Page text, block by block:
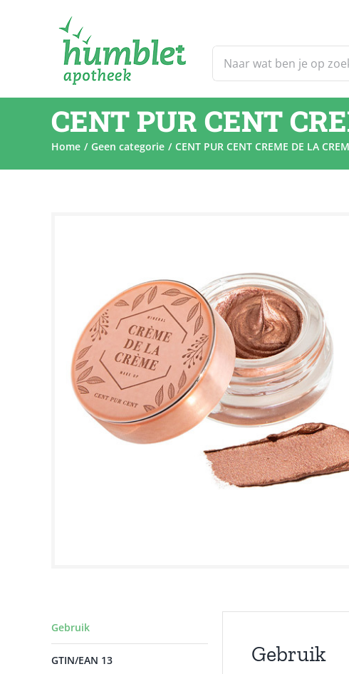
naar:
CENT PUR CENT
Home Geen categorie CENT PUR CENT CREME DE LA
Gebruik
GTIN/EAN 13 Gebruik